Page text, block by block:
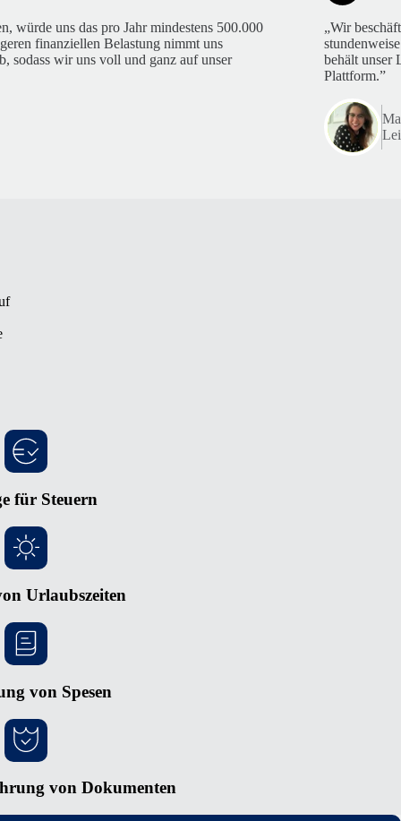
würde uns das pro Jahr mindestens 500.000
finanziellen Belastung nimmt uns
sodass wir uns voll und ganz auf unser
„Wir
behält unser
Plattform.”
für Steuern
Urlaubszeiten
von Spesen
von Dokumenten